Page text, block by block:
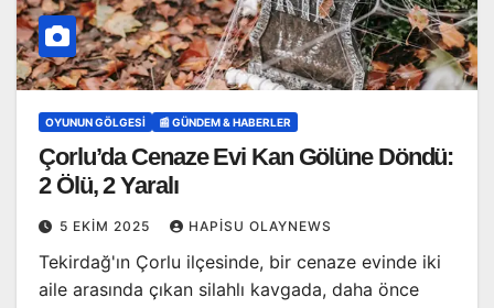
OYUNUN GÖLGESI 📰 GÜNDEM & HABERLER
Çorlu’da Cenaze Evi Kan Gölüne Döndü:
2 Ölü, 2 Yaralı
5 EKIM 2025 HAPISU OLAYNEWS
Tekirdağ'ın Çorlu ilçesinde, bir cenaze evinde iki
aile arasında çıkan silahlı kavgada, daha önce